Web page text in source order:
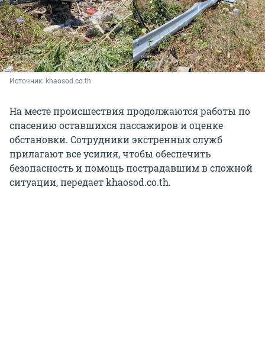
Источник: khaosod.co.th
На месте происшествия продолжаются работы по
спасению оставшихся пассажиров и оценке
обстановки. Сотрудники экстренных служб
прилагают все усилия, чтобы обеспечить
безопасность и помощь пострадавшим в сложной
ситуации, передает khaosod.co.th.